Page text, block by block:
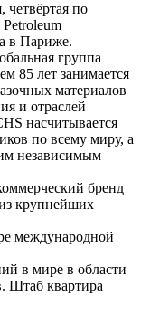
четвёртая по
в Париже.
группа
85 лет занимается
материалов
и отраслей
насчитывается
по всему миру, а
независимым
бренд
крупнейших
международной
в мире в области
Штаб квартира